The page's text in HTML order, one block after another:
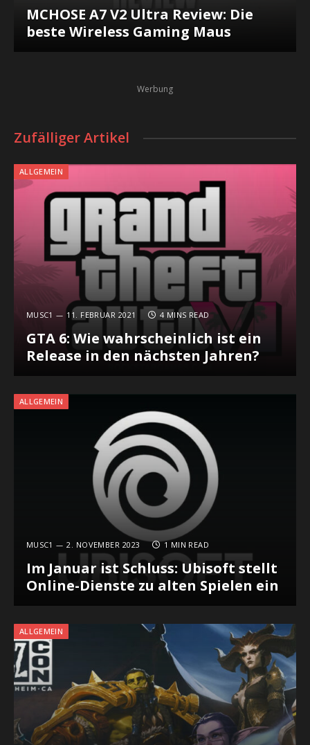
MCHOSE A7 V2 Ultra Review: Die
beste Wireless Gaming Maus
Werbung
Zufälliger Artikel
ALLGEMEIN
MUSC1 11. FEBRUAR 2021 4 MINS READ
GTA 6: Wie wahrscheinlich ist ein
Release in den nächsten Jahren?
ALLGEMEIN
MUSC1 2. NOVEMBER 2023 1 MIN READ
Im Januar ist Schluss: Ubisoft stellt
Online-Dienste zu alten Spielen ein
ALLGEMEIN